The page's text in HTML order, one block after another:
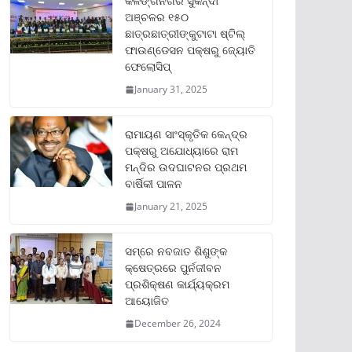
ଅଞ୍ଚଳର ୧୫୦
ଛାତ୍ରଛାତ୍ରୀଙ୍କୁଟାଟା ଷ୍ଟିଲ୍
ଫାଉଣ୍ଡେସନ ପକ୍ଷରୁ ଜ୍ୟୋତି
ଫେଲୋସିପ୍‌
January 31, 2025
ରାମାୟଣ ସାଂସ୍କୃତିକ କେନ୍ଦ୍ର
ପକ୍ଷରୁ ଅଯୋଧ୍ୟାରେ ରାମ
ମନ୍ଦିର ଉଦଘାଟନର ପ୍ରଥମ
ବାର୍ଷିକୀ ପାଳନ
January 21, 2025
ସମ୍‌ରେ ନବଜାତ ଶିଶୁଙ୍କ
କ୍ଷେତ୍ରରେ ପୁର୍ନଜୀବନ
ପ୍ରଶିକ୍ଷଣ କାର୍ଯ୍ୟକ୍ରମ
ଆୟୋଜିତ
December 26, 2024